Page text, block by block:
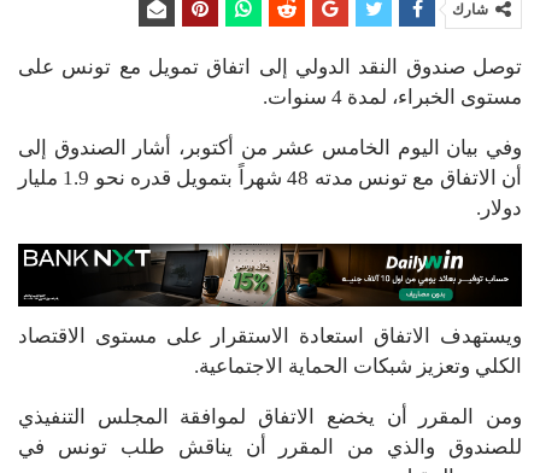
شارك
توصل صندوق النقد الدولي إلى اتفاق تمويل مع تونس على
مستوى الخبراء، لمدة 4 سنوات.
وفي بيان اليوم الخامس عشر من أكتوبر، أشار الصندوق إلى
أن الاتفاق مع تونس مدته 48 شهراً بتمويل قدره نحو 1.9 مليار
دولار.
ويستهدف الاتفاق استعادة الاستقرار على مستوى الاقتصاد
الكلي وتعزيز شبكات الحماية الاجتماعية.
ومن المقرر أن يخضع الاتفاق لموافقة المجلس التنفيذي
للصندوق والذي من المقرر أن يناقش طلب تونس في